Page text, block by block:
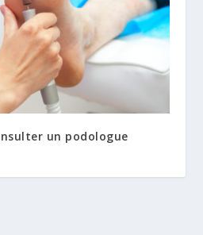
un podologue